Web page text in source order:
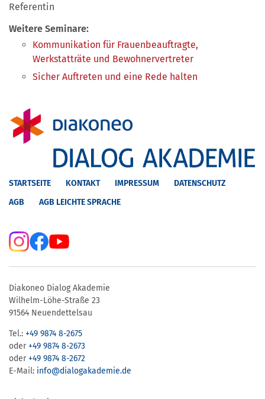
Referentin
Weitere Seminare:
Kommunikation für Frauenbeauftragte,
Werkstatträte und Bewohnervertreter
Sicher Auftreten und eine Rede halten
STARTSEITE KONTAKT IMPRESSUM
DATENSCHUTZ
AGB
AGB LEICHTE SPRACHE
Diakoneo Dialog Akademie
Wilhelm-Löhe-Straße 23
91564 Neuendettelsau
Tel.: +49 9874 8-2675
oder+49 9874 8-2673
oder+49 9874 8-2672
E-Mail: info@dialogakademie.de